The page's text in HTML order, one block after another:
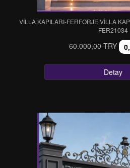
VİLLA KAPILARI-FERFORJE VİLLA
FER21034
60.000,00 TRY
Detay